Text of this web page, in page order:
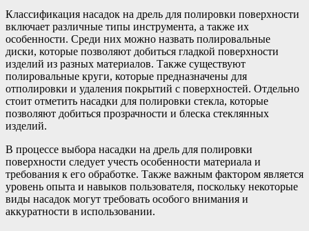
Классификация насадок на дрель для полировки поверхности
включает различные типы инструмента, а также их
особенности. Среди них можно назвать полировальные
диски, которые позволяют добиться гладкой поверхности
изделий из разных материалов. Также существуют
полировальные круги, которые предназначены для
отполировки и удаления покрытий с поверхностей. Отдельно
стоит отметить насадки для полировки стекла, которые
позволяют добиться прозрачности и блеска стеклянных
изделий.
В процессе выбора насадки на дрель для полировки
поверхности следует учесть особенности материала и
требования к его обработке. Также важным фактором является
уровень опыта и навыков пользователя, поскольку некоторые
виды насадок могут требовать особого внимания и
аккуратности в использовании.